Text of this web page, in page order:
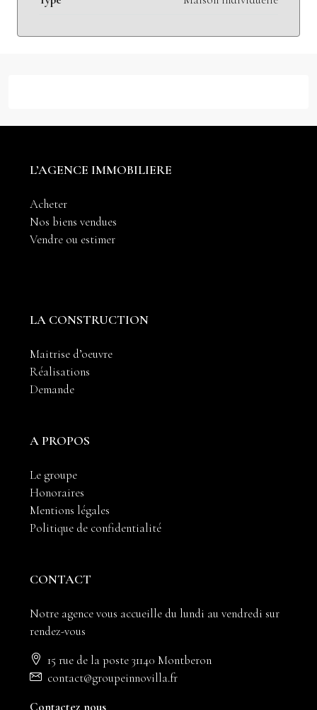
L’AGENCE IMMOBILIERE
Acheter
Nos biens vendues
Vendre ou estimer
LA CONSTRUCTION
Maitrise d’oeuvre
Réalisations
Demande
A PROPOS
Le groupe
Honoraires
Mentions légales
Politique de confidentialité
CONTACT
Notre agence vous accueille du lundi au vendredi sur
rendez-vous
15 rue de la poste 31140 Montberon
contact@groupeinnovilla.fr
Contactez nous